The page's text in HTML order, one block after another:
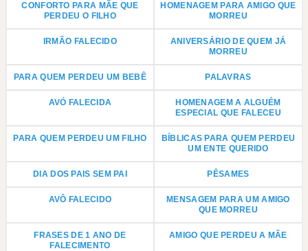
CONFORTO PARA MÃE QUE
PERDEU O FILHO
HOMENAGEM PARA AMIGO QUE
MORREU
IRMÃO FALECIDO
ANIVERSÁRIO DE QUEM JÁ
MORREU
PARA QUEM PERDEU UM BEBÊ PALAVRAS
AVÓ FALECIDA
HOMENAGEM A ALGUÉM
ESPECIAL QUE FALECEU
PARA QUEM PERDEU UM FILHO
BÍBLICAS PARA QUEM PERDEU
UM ENTE QUERIDO
DIA DOS PAIS SEM PAI PÊSAMES
AVÔ FALECIDO
MENSAGEM PARA UM AMIGO
QUE MORREU
FRASES DE 1 ANO DE
FALECIMENTO
AMIGO QUE PERDEU A MÃE